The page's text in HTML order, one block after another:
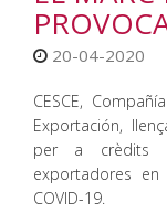
20-04-2020
CESCE,
Exportación,
per a crèdits
exportadores
COVID-19.